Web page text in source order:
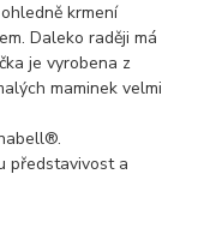
krmení
Daleko raději má
je vyrobena z
maminek velmi
představivost a